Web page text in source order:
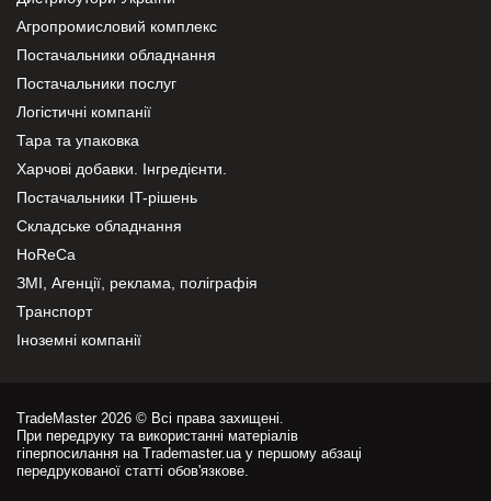
Агропромисловий комплекс
Постачальники обладнання
Постачальники послуг
Логістичні компанії
Тара та упаковка
Харчові добавки. Інгредієнти.
Постачальники IT-рішень
Складське обладнання
HoReCa
ЗМІ, Агенції, реклама, поліграфія
Транспорт
Іноземні компанії
TradeMaster 2026 © Всі права захищені.
При передруку та використанні матеріалів
гіперпосилання на Trademaster.ua у першому абзаці
передрукованої статті обов'язкове.